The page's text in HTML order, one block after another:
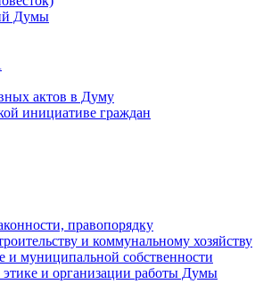
Думы
актов в Думу
инициативе граждан
правопорядку
и коммунальному хозяйству
и муниципальной собственности
этике и организации работы Думы